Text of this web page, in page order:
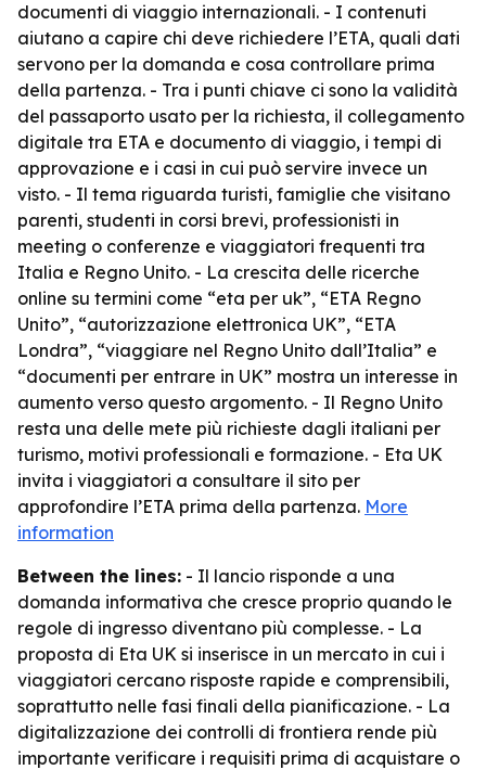
documenti di viaggio internazionali. - I contenuti
aiutano a capire chi deve richiedere l’ETA, quali dati
servono per la domanda e cosa controllare prima
della partenza. - Tra i punti chiave ci sono la validità
del passaporto usato per la richiesta, il collegamento
digitale tra ETA e documento di viaggio, i tempi di
approvazione e i casi in cui può servire invece un
visto. - Il tema riguarda turisti, famiglie che visitano
parenti, studenti in corsi brevi, professionisti in
meeting o conferenze e viaggiatori frequenti tra
Italia e Regno Unito. - La crescita delle ricerche
online su termini come “eta per uk”, “ETA Regno
Unito”, “autorizzazione elettronica UK”, “ETA
Londra”, “viaggiare nel Regno Unito dall’Italia” e
“documenti per entrare in UK” mostra un interesse in
aumento verso questo argomento. - Il Regno Unito
resta una delle mete più richieste dagli italiani per
turismo, motivi professionali e formazione. - Eta UK
invita i viaggiatori a consultare il sito per
approfondire l’ETA prima della partenza. More
information
Between the lines: - Il lancio risponde a una
domanda informativa che cresce proprio quando le
regole di ingresso diventano più complesse. - La
proposta di Eta UK si inserisce in un mercato in cui i
viaggiatori cercano risposte rapide e comprensibili,
soprattutto nelle fasi finali della pianificazione. - La
digitalizzazione dei controlli di frontiera rende più
importante verificare i requisiti prima di acquistare o